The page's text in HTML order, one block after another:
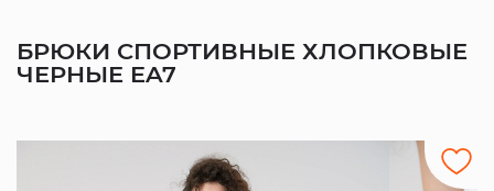
БРЮКИ СПОРТИВНЫЕ ХЛОПКОВЫЕ
ЧЕРНЫЕ EA7